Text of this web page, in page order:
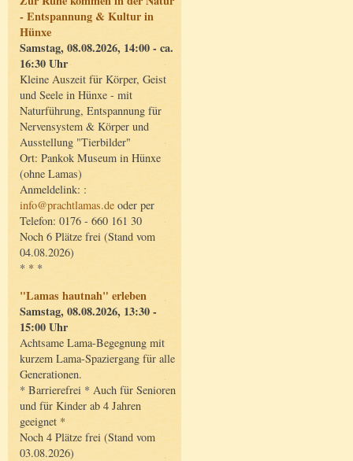
- Entspannung & Kultur in
Hünxe
Samstag, 08.08.2026, 14:00 - ca.
16:30 Uhr
Kleine Auszeit für Körper, Geist
und Seele in Hünxe - mit
Naturführung, Entspannung für
Nervensystem & Körper und
Ausstellung "Tierbilder"
Ort: Pankok Museum in Hünxe
(ohne Lamas)
Anmeldelink: :
info@prachtlamas.de oder per
Telefon: 0176 - 660 161 30
Noch 6 Plätze frei (Stand vom
04.08.2026)
* * *
"Lamas hautnah" erleben
Samstag, 08.08.2026, 13:30 -
15:00 Uhr
Achtsame Lama-Begegnung mit
kurzem Lama-Spaziergang für alle
Generationen.
* Barrierefrei * Auch für Senioren
und für Kinder ab 4 Jahren
geeignet *
Noch 4 Plätze frei (Stand vom
03.08.2026)